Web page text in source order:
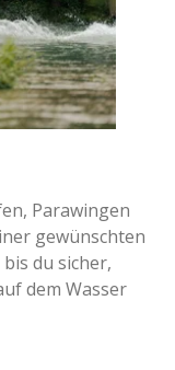
Parawingen
gewünschten
du sicher,
dem Wasser